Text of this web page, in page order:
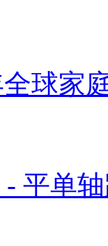
全球家
平单